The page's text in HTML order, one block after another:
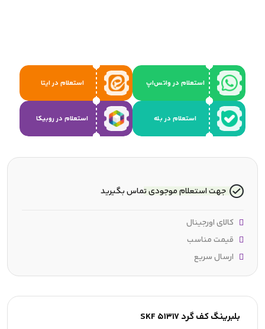
استعلام در واتس‌اپ استعلام در ایتا
استعلام در بله استعلام در روبیکا
بلبرینگ کف گرد SKF 51317
جهت استعلام موجودی تماس بگیرید
کالای اورجینال
قیمت مناسب
ارسال سریع